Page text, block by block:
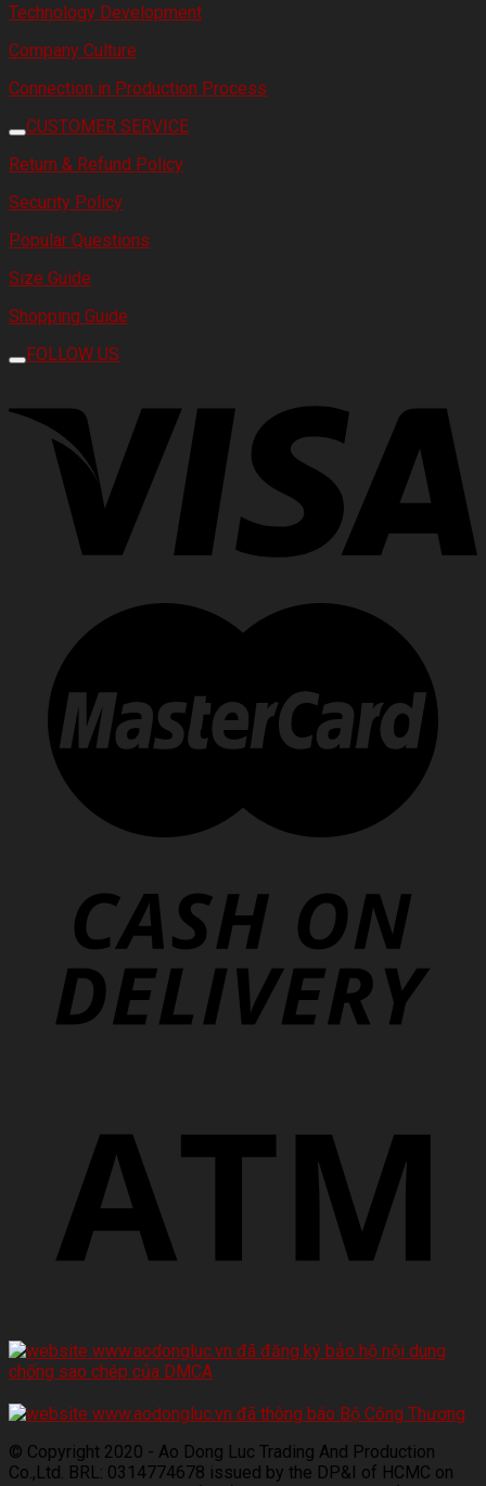
Technology Development
Company Culture
Connection in Production Process
CUSTOMER SERVICE
Return & Refund Policy
Security Policy
Popular Questions
Size Guide
Shopping Guide
FOLLOW US
© Copyright 2020 - Ao Dong Luc Trading And Production
Co.,Ltd. BRL: 0314774678 issued by the DP&I of HCMC on